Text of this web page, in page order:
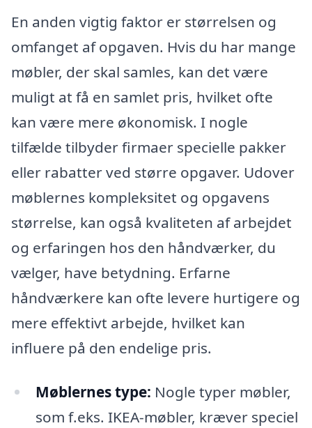
En anden vigtig faktor er størrelsen og
omfanget af opgaven. Hvis du har mange
møbler, der skal samles, kan det være
muligt at få en samlet pris, hvilket ofte
kan være mere økonomisk. I nogle
tilfælde tilbyder firmaer specielle pakker
eller rabatter ved større opgaver. Udover
møblernes kompleksitet og opgavens
størrelse, kan også kvaliteten af arbejdet
og erfaringen hos den håndværker, du
vælger, have betydning. Erfarne
håndværkere kan ofte levere hurtigere og
mere effektivt arbejde, hvilket kan
influere på den endelige pris.
Møblernes type: Nogle typer møbler,
som f.eks. IKEA-møbler, kræver speciel